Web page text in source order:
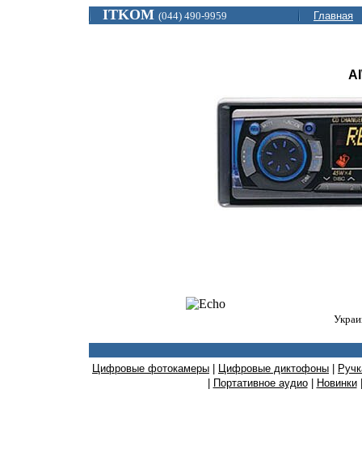
ITKOM (044) 490-9959 Главная
Цифровые фотокамеры Цифровые диктофоны
Портативное аудио| Новинки